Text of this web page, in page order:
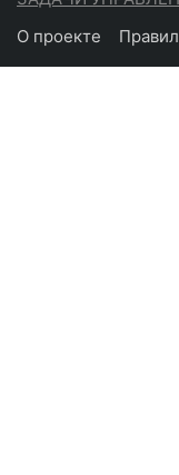
О проекте